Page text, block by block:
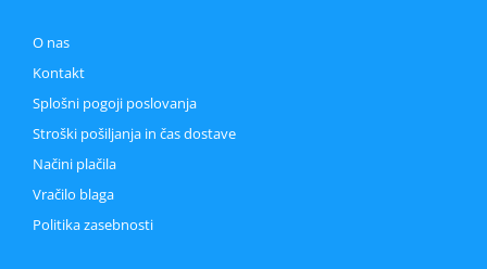
O nas
Kontakt
Splošni pogoji poslovanja
Stroški pošiljanja in čas dostave
Načini plačila
Vračilo blaga
Politika zasebnosti